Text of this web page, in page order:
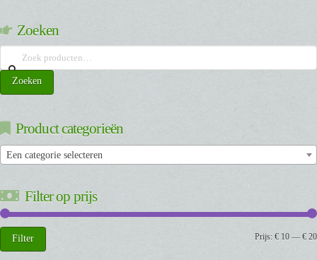
Zoeken
Zoeken
naar:
Zoeken
Product categorieën
Een categorie selecteren
Filter op prijs
Min.
prijs
Max.
prijs
Filter Prijs: € 10 — € 20